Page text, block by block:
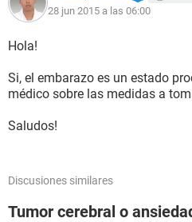
28 jun 2015 a las 06:00
Hola!
Si, el embarazo es un estado
médico sobre las medidas a
Saludos!
Discusiones similares
Tumor cerebral o